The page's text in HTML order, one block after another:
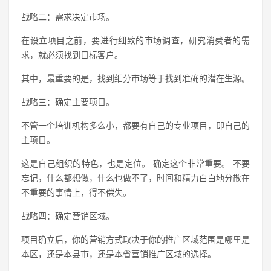
战略二：需求决定市场。
在设立项目之前，要进行细致的市场调查，研究消费者的需
求，就必须找到目标客户。
其中，最重要的是，找到细分市场等于找到准确的潜在生源。
战略三：确定主要项目。
不管一个培训机构多么小，都要有自己的专业项目，即自己的
主项目。
这是自己组织的特色，也是定位。 确定这个非常重要。 不要
忘记，什么都想做，什么也做不了，时间和精力白白地分散在
不重要的事情上，得不偿失。
战略四：确定营销区域。
项目确立后，你的营销方式取决于你的推广区域范围是哪里是
本区，还是本县市，还是本省营销推广区域的选择。